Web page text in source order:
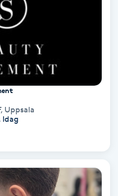
, Uppsala
Idag